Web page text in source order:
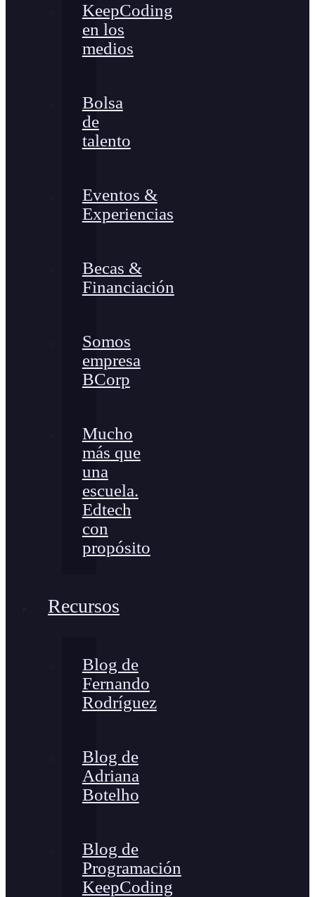
KeepCoding
en los
medios
Bolsa
de
talento
Eventos &
Experiencias
Becas &
Financiación
Somos
empresa
BCorp
Mucho
más que
una
escuela.
Edtech
con
propósito
Recursos
Blog de
Fernando
Rodríguez
Blog de
Adriana
Botelho
Blog de
Programación
KeepCoding